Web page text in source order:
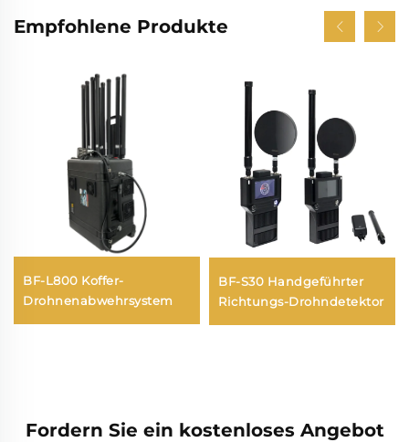
Empfohlene Produkte
BF-L800 Koffer-
Drohnenabwehrsystem
BF-S30 Handgeführter
Richtungs-Drohndetektor
Fordern Sie ein kostenloses Angebot